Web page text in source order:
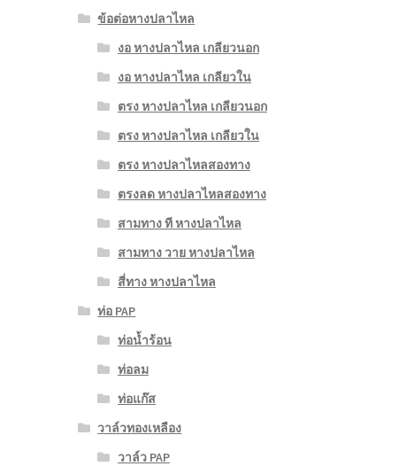
ข้อต่อหางปลาไหล
งอ หางปลาไหล เกลียวนอก
งอ หางปลาไหล เกลียวใน
ตรง หางปลาไหล เกลียวนอก
ตรง หางปลาไหล เกลียวใน
ตรง หางปลาไหลสองทาง
ตรงลด หางปลาไหลสองทาง
สามทาง ที หางปลาไหล
สามทาง วาย หางปลาไหล
สี่ทาง หางปลาไหล
ท่อ PAP
ท่อน้ำร้อน
ท่อลม
ท่อแก๊ส
วาล์วทองเหลือง
วาล์ว PAP